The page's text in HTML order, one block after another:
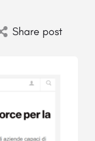
Share post